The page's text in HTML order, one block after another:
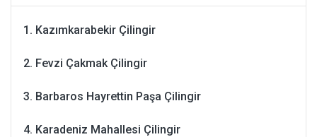
Kazımkarabekir Çilingir
Fevzi Çakmak Çilingir
Barbaros Hayrettin Paşa Çilingir
Karadeniz Mahallesi Çilingir